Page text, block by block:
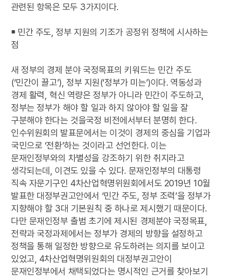
관련된 항목은 모두 3가지이다.
￭ 민간 주도, 정부 지원의 기조가 공정위 정책에 시사하는
점
새 정부의 경제 분야 국정목표의 키워드는 민간 주도
(‘민간이 끌고’), 정부 지원(‘정부가 미는’)이다. 역동성과
경제 활력, 혁신 역량은 정부가 아니라 민간이 주도하고,
정부는 정부가 해야 할 일과 하지 않아야 할 일을 잘
구분해야 한다는 것을국정 비전에서부터 분명히 한다.
인수위원회의 발표문에서는 이것이 경제의 중심을 기업과
국민으로 ‘전환’하는 것이라고 선언한다. 이는
문재인정부와의 차별성을 강조하기 위한 취지라고
생각되는데, 이견도 있을 수 있다. 문재인정부의 대통령
직속 자문기구인 4차산업혁명위원회에서도 2019년 10월
발표한 대정부권고안에서 ‘민간 주도, 정부 조력’을 정부가
지향해야 할 3대 기본원칙 중 하나로 제시했기 때문이다.
다만 문재인정부 출범 초기에 제시된 경제분야 국정목표,
전략과 국정과제에서는 정부가 경제의 방향을 설정하고
정책을 통해 일정한 방향으로 유도하려는 의지를 보이고
있었고, 4차산업혁명위원회의 대정부권고안이
문재인정부에서 채택되었다는 명시적인 근거를 찾아보기